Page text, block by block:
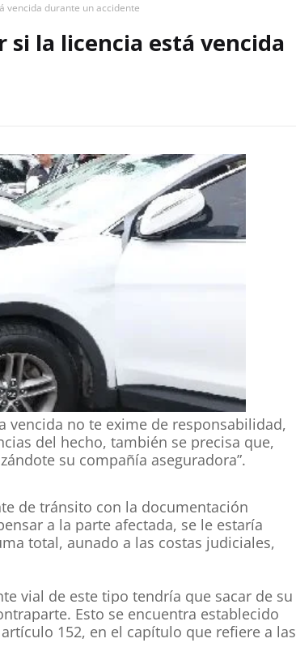
vencida durante un accidente
si la licencia está vencida
vencida no te exime de responsabilidad,
del hecho, también se precisa que,
su compañía aseguradora”.
de tránsito con la documentación
a la parte afectada, se le estaría
total, aunado a las costas judiciales,
vial de este tipo tendría que sacar de su
Esto se encuentra establecido
152, en el capítulo que refiere a las